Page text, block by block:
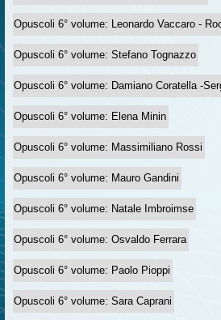
Opuscoli 6° volume: Leonardo Vaccaro -
Opuscoli 6° volume: Stefano Tognazzo
Opuscoli 6° volume: Damiano Coratella -
Opuscoli 6° volume: Elena Minin
Opuscoli 6° volume: Massimiliano Rossi
Opuscoli 6° volume: Mauro Gandini
Opuscoli 6° volume: Natale Imbroimse
Opuscoli 6° volume: Osvaldo Ferrara
Opuscoli 6° volume: Paolo Pioppi
Opuscoli 6° volume: Sara Caprani